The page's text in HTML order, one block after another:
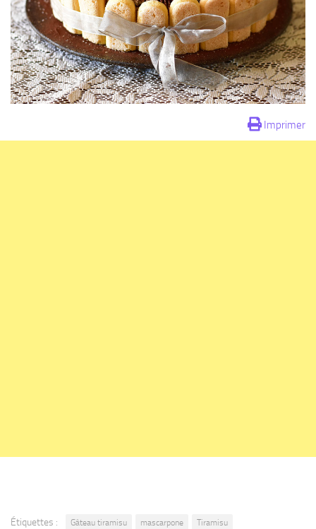
Imprimer
Étiquettes : Gâteau tiramisu mascarpone Tiramisu